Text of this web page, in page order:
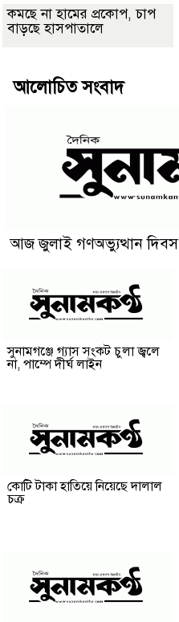
কমছে না হামের প্রকোপ, চাপ
বাড়ছে হাসপাতালে
আলোচিত সংবাদ
আজ জুলাই গণঅভ্যুত্থান দিবস
সুনামগঞ্জে গ্যাস সংকট চুলা জ্বলে
না, পাম্পে দীর্ঘ লাইন
কোটি টাকা হাতিয়ে নিয়েছে দালাল
চক্র